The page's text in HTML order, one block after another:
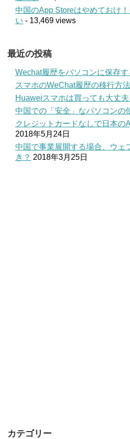
中国のApp Storeはやめておけ
い - 13,469 views
最近の投稿
Wechat履歴をパソコンに保存
スマホのWeChat履歴の移行方法
Huaweiスマホは買っても大丈夫
中国での「安全」なパソコンの
クレジットカードなしで日本の
2018年5月24日
中国で事業展開する場合、ウェ
き？ 2018年3月25日
カテゴリー